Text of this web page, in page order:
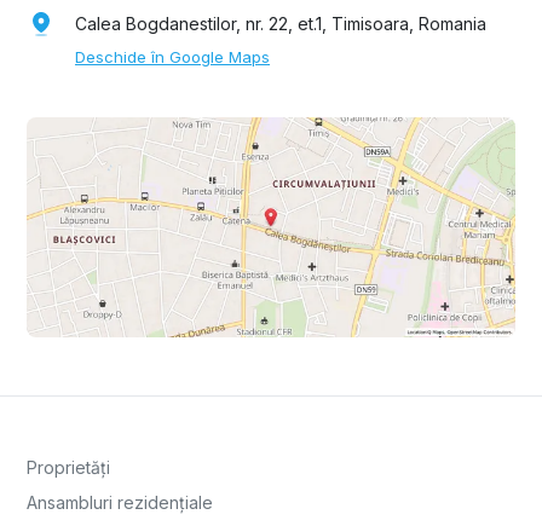
Calea Bogdanestilor, nr. 22, et.1, Timisoara, Romania
Deschide în Google Maps
Proprietăți
Ansambluri rezidențiale